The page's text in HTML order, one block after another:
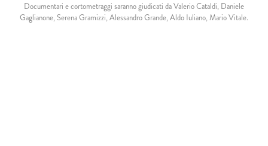
Documentari e cortometraggi saranno giudicati da Valerio Cataldi, Daniele
Gaglianone, Serena Gramizzi, Alessandro Grande, Aldo Iuliano, Mario Vitale.